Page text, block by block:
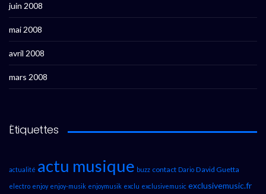
juin 2008
mai 2008
avril 2008
mars 2008
Étiquettes
actualité actu musique buzz contact Dario David Guetta
electro enjoy enjoy-musik enjoymusik exclu exclusivemusic exclusivemusic.fr